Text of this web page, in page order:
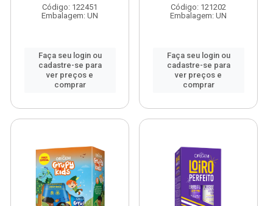
Código: 122451
Embalagem: UN
Faça seu login ou
cadastre-se para
ver preços e
comprar
Código: 121202
Embalagem: UN
Faça seu login ou
cadastre-se para
ver preços e
comprar